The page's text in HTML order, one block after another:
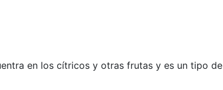
en los cítricos y otras frutas y es un tipo de